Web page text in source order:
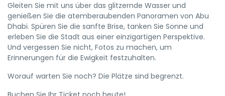
Gleiten Sie mit uns über das glitzernde Wasser und
genießen Sie die atemberaubenden Panoramen von Abu
Dhabi. Spüren Sie die sanfte Brise, tanken Sie Sonne und
erleben Sie die Stadt aus einer einzigartigen Perspektive.
Und vergessen Sie nicht, Fotos zu machen, um
Erinnerungen für die Ewigkeit festzuhalten.
Worauf warten Sie noch? Die Plätze sind begrenzt.